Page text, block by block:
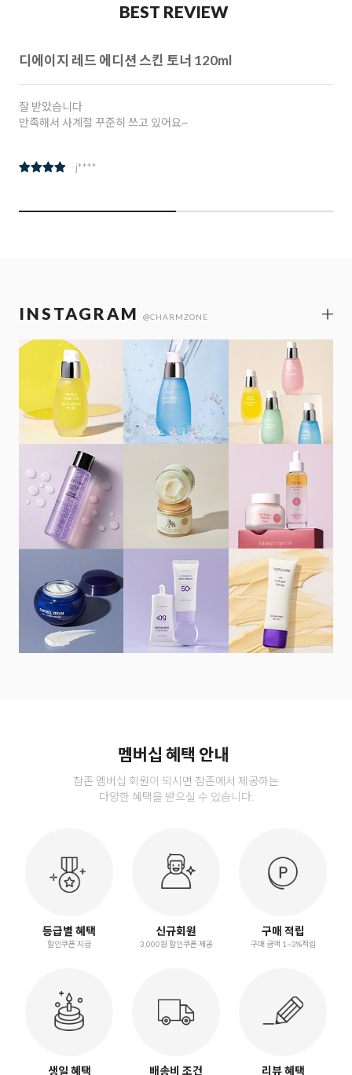
BEST REVIEW
디에이지 레드 에디션 스킨 토너 120ml
잘 받았습니다
만족해서 사계절 꾸준히 쓰고 있어요~
j****
INSTAGRAM @CHARMZONE
멤버십 혜택 안내
참존 멤버십 회원이 되시면 참존에서 제공하는
다양한 혜택을 받으실 수 있습니다.
등급별 혜택
할인쿠폰 지급
신규회원
3,000원 할인쿠폰 제공
구매 적립
구매 금액 1~3%적립
생일 혜택 배송비 조건 리뷰 혜택